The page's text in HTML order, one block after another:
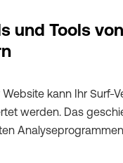
und Tools von
kann Ihr Surf-
werden. Das